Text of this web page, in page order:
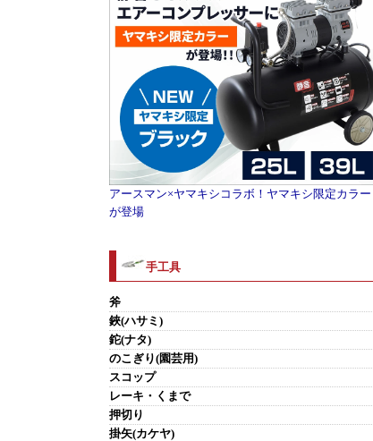
アースマン×ヤマキシコラボ！ヤマキシ限定カラー
が登場
手工具
斧
鋏(ハサミ)
鉈(ナタ)
のこぎり(園芸用)
スコップ
レーキ・くまで
押切り
掛矢(カケヤ)